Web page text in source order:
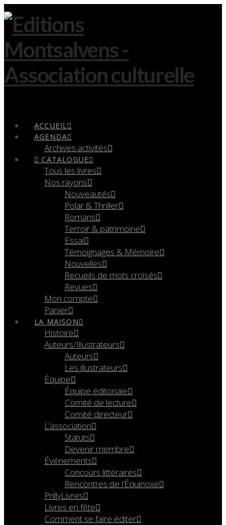
ACCUEIL
AGENDA
Archives activités
CATALOGUE
Tous les livres
Nos rayons
Nouveautés
Polar & Thriller
Romans
Terroir & patrimoine
Essai
Témoignages & Mémoire
Nouvelles
Recueils de mots croisés
Revues
Mon compte
Panier
LA MAISON
Histoire
Auteurs/Illustrateurs
Auteurs
Les illustrateurs
Équipe
Équipe éditoriale
Comité de lecture
Comité directeur
L’association
Statuts
Devenir membre
Événements
Concours littéraires
Rencontres de l’Équinoxe
PrillyLivres
Livres en fête
Comment se faire éditer